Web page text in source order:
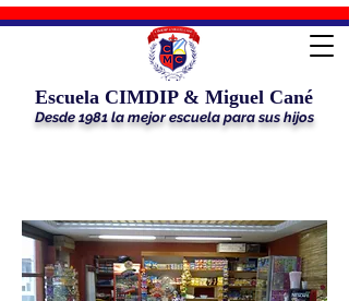
Escuela CIMDIP & Miguel Cané
Desde 1981 la mejor escuela para sus hijos